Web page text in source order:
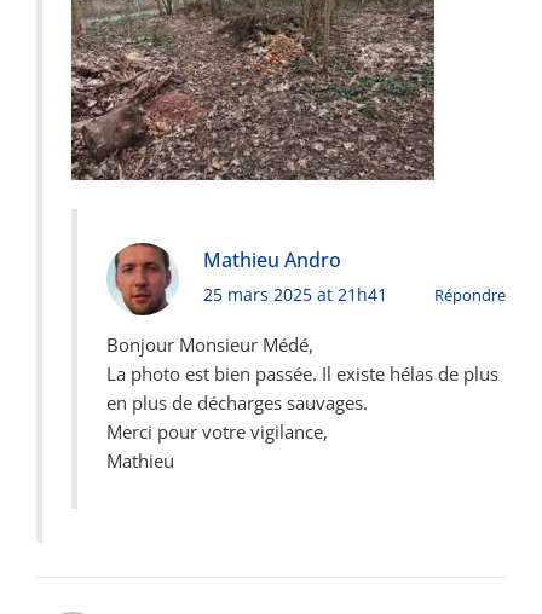
Mathieu Andro
25 mars 2025 at 21h41 Répondre
Bonjour Monsieur Médé,
La photo est bien passée. Il existe hélas de plus
en plus de décharges sauvages.
Merci pour votre vigilance,
Mathieu